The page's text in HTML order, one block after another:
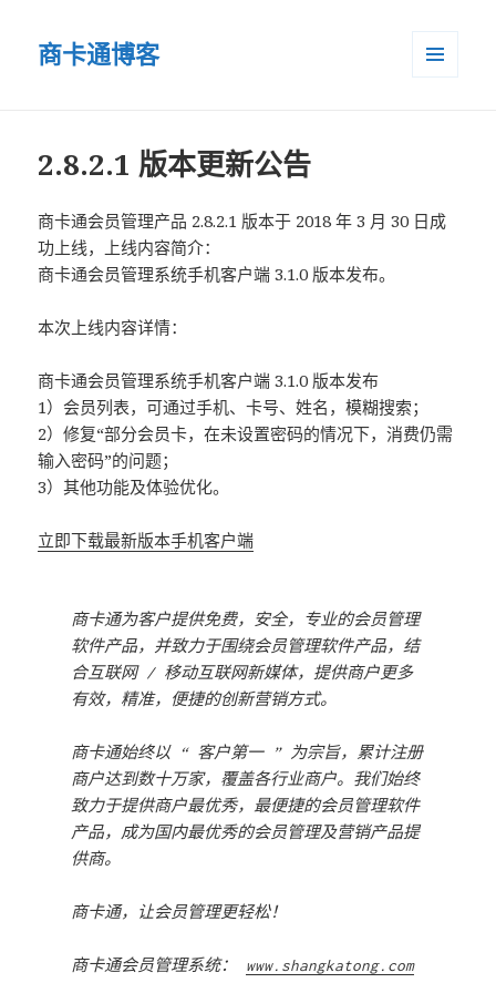
商卡通博客
2.8.2.1 版本更新公告
商卡通会员管理产品 2.8.2.1 版本于 2018 年 3 月 30 日成
功上线，上线内容简介：
商卡通会员管理系统手机客户端 3.1.0 版本发布。
本次上线内容详情：
商卡通会员管理系统手机客户端 3.1.0 版本发布
1）会员列表，可通过手机、卡号、姓名，模糊搜索；
2）修复“部分会员卡，在未设置密码的情况下，消费仍需
输入密码”的问题；
3）其他功能及体验优化。
立即下载最新版本手机客户端
商卡通为客户提供免费，安全，专业的会员管理
软件产品，并致力于围绕会员管理软件产品，结
合互联网 / 移动互联网新媒体，提供商户更多
有效，精准，便捷的创新营销方式。
商卡通始终以 “ 客户第一 ” 为宗旨，累计注册
商户达到数十万家，覆盖各行业商户。我们始终
致力于提供商户最优秀，最便捷的会员管理软件
产品，成为国内最优秀的会员管理及营销产品提
供商。
商卡通，让会员管理更轻松！
商卡通会员管理系统： www.shangkatong.com